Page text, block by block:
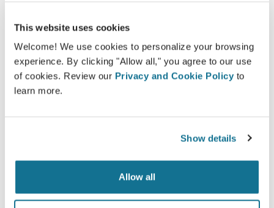
This website uses cookies
Welcome! We use cookies to personalize your browsing
experience. By clicking "Allow all," you agree to our use
of cookies. Review our Privacy and Cookie Policy to
learn more.
Show details
Allow all
Veja sua simulação agora!
Crisalix está comprometida em proteger sua
criptografados, o que garante que suas